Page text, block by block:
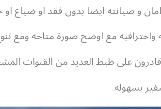
و صيانته ايضا بدون فقد او
واحترافيه مع اوضح صورة متاحه ومع
قادرون على ظبط العديد من القنوات
بسهوله